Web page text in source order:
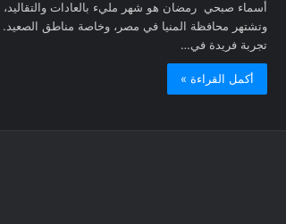
أسماء صبحي رمضان هو شهر مليء بالعادات والتقاليد،
وتشتهر محافظة المنيا في مصر، وخاصة مناطق الصعيد.
تجربة فريدة في…
أكمل القراءة »